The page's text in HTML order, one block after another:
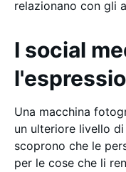
relazionano con gli
I social
Una macchina
un ulteriore livello
scoprono che le
per le cose che li